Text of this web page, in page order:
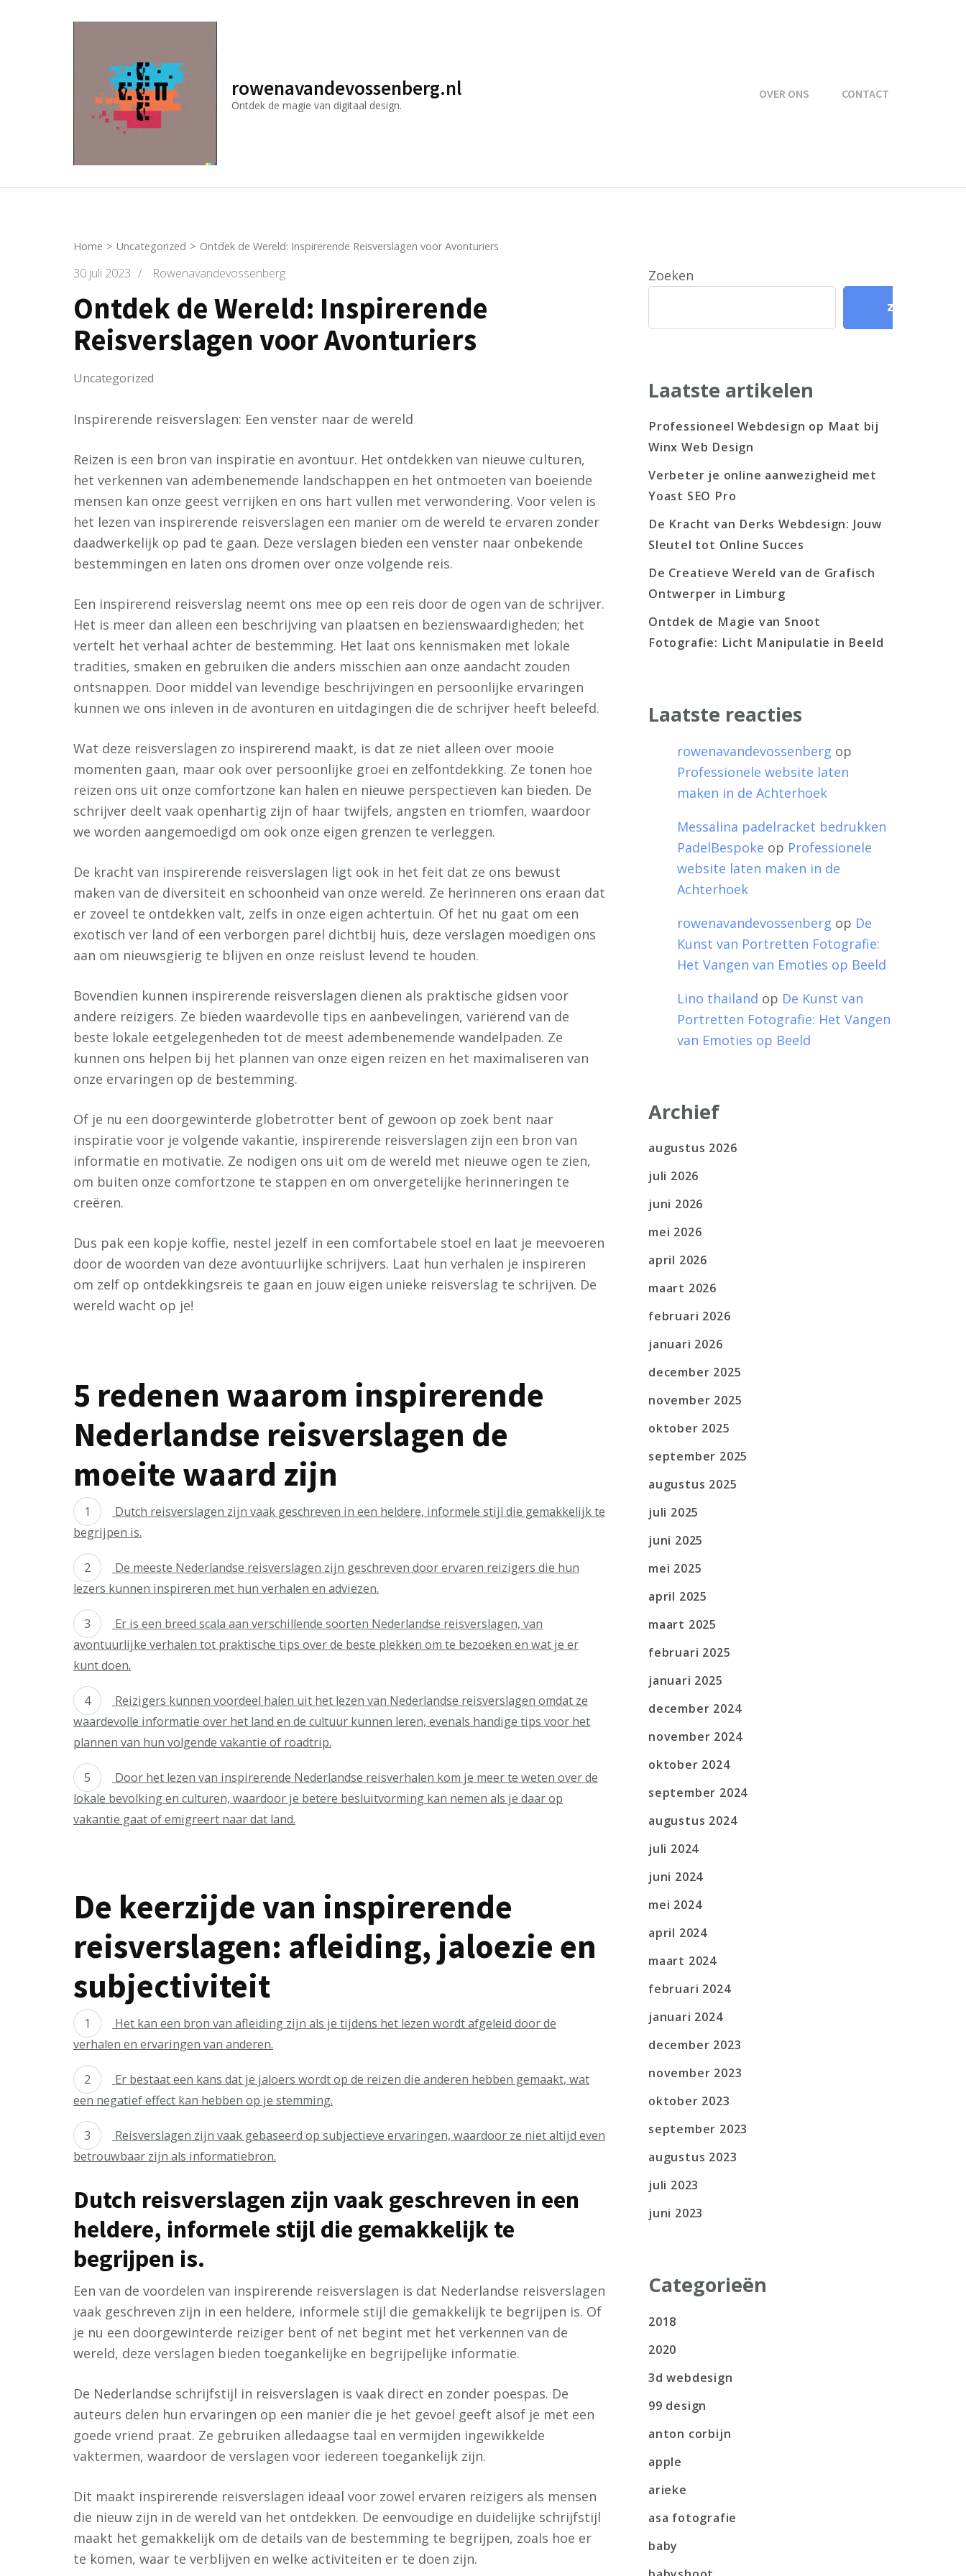
rowenavandevossenberg.nl
Ontdek de magie van digitaal design.
OVER ONS CONTACT
Home > Uncategorized > Ontdek de Wereld: Inspirerende Reisverslagen voor Avonturiers
30 juli 2023 / Rowenavandevossenberg
Ontdek de Wereld: Inspirerende
Reisverslagen voor Avonturiers
Uncategorized
Inspirerende reisverslagen: Een venster naar de wereld
Reizen is een bron van inspiratie en avontuur. Het ontdekken van nieuwe culturen,
het verkennen van adembenemende landschappen en het ontmoeten van boeiende
mensen kan onze geest verrijken en ons hart vullen met verwondering. Voor velen is
het lezen van inspirerende reisverslagen een manier om de wereld te ervaren zonder
daadwerkelijk op pad te gaan. Deze verslagen bieden een venster naar onbekende
bestemmingen en laten ons dromen over onze volgende reis.
Een inspirerend reisverslag neemt ons mee op een reis door de ogen van de schrijver.
Het is meer dan alleen een beschrijving van plaatsen en bezienswaardigheden; het
vertelt het verhaal achter de bestemming. Het laat ons kennismaken met lokale
tradities, smaken en gebruiken die anders misschien aan onze aandacht zouden
ontsnappen. Door middel van levendige beschrijvingen en persoonlijke ervaringen
kunnen we ons inleven in de avonturen en uitdagingen die de schrijver heeft beleefd.
Wat deze reisverslagen zo inspirerend maakt, is dat ze niet alleen over mooie
momenten gaan, maar ook over persoonlijke groei en zelfontdekking. Ze tonen hoe
reizen ons uit onze comfortzone kan halen en nieuwe perspectieven kan bieden. De
schrijver deelt vaak openhartig zijn of haar twijfels, angsten en triomfen, waardoor
we worden aangemoedigd om ook onze eigen grenzen te verleggen.
De kracht van inspirerende reisverslagen ligt ook in het feit dat ze ons bewust
maken van de diversiteit en schoonheid van onze wereld. Ze herinneren ons eraan dat
er zoveel te ontdekken valt, zelfs in onze eigen achtertuin. Of het nu gaat om een
exotisch ver land of een verborgen parel dichtbij huis, deze verslagen moedigen ons
aan om nieuwsgierig te blijven en onze reislust levend te houden.
Bovendien kunnen inspirerende reisverslagen dienen als praktische gidsen voor
andere reizigers. Ze bieden waardevolle tips en aanbevelingen, variërend van de
beste lokale eetgelegenheden tot de meest adembenemende wandelpaden. Ze
kunnen ons helpen bij het plannen van onze eigen reizen en het maximaliseren van
onze ervaringen op de bestemming.
Of je nu een doorgewinterde globetrotter bent of gewoon op zoek bent naar
inspiratie voor je volgende vakantie, inspirerende reisverslagen zijn een bron van
informatie en motivatie. Ze nodigen ons uit om de wereld met nieuwe ogen te zien,
om buiten onze comfortzone te stappen en om onvergetelijke herinneringen te
creëren.
Dus pak een kopje koffie, nestel jezelf in een comfortabele stoel en laat je meevoeren
door de woorden van deze avontuurlijke schrijvers. Laat hun verhalen je inspireren
om zelf op ontdekkingsreis te gaan en jouw eigen unieke reisverslag te schrijven. De
wereld wacht op je!
5 redenen waarom inspirerende
Nederlandse reisverslagen de
moeite waard zijn
Dutch reisverslagen zijn vaak geschreven in een heldere, informele stijl die gemakkelijk te
begrijpen is.
De meeste Nederlandse reisverslagen zijn geschreven door ervaren reizigers die hun
lezers kunnen inspireren met hun verhalen en adviezen.
Er is een breed scala aan verschillende soorten Nederlandse reisverslagen, van
avontuurlijke verhalen tot praktische tips over de beste plekken om te bezoeken en wat je er
kunt doen.
Reizigers kunnen voordeel halen uit het lezen van Nederlandse reisverslagen omdat ze
waardevolle informatie over het land en de cultuur kunnen leren, evenals handige tips voor het
plannen van hun volgende vakantie of roadtrip.
Door het lezen van inspirerende Nederlandse reisverhalen kom je meer te weten over de
lokale bevolking en culturen, waardoor je betere besluitvorming kan nemen als je daar op
vakantie gaat of emigreert naar dat land.
De keerzijde van inspirerende
reisverslagen: afleiding, jaloezie en
subjectiviteit
Het kan een bron van afleiding zijn als je tijdens het lezen wordt afgeleid door de
verhalen en ervaringen van anderen.
Er bestaat een kans dat je jaloers wordt op de reizen die anderen hebben gemaakt, wat
een negatief effect kan hebben op je stemming.
Reisverslagen zijn vaak gebaseerd op subjectieve ervaringen, waardoor ze niet altijd even
betrouwbaar zijn als informatiebron.
Dutch reisverslagen zijn vaak geschreven in een
heldere, informele stijl die gemakkelijk te
begrijpen is.
Een van de voordelen van inspirerende reisverslagen is dat Nederlandse reisverslagen
vaak geschreven zijn in een heldere, informele stijl die gemakkelijk te begrijpen is. Of
je nu een doorgewinterde reiziger bent of net begint met het verkennen van de
wereld, deze verslagen bieden toegankelijke en begrijpelijke informatie.
De Nederlandse schrijfstijl in reisverslagen is vaak direct en zonder poespas. De
auteurs delen hun ervaringen op een manier die je het gevoel geeft alsof je met een
goede vriend praat. Ze gebruiken alledaagse taal en vermijden ingewikkelde
vaktermen, waardoor de verslagen voor iedereen toegankelijk zijn.
Dit maakt inspirerende reisverslagen ideaal voor zowel ervaren reizigers als mensen
die nieuw zijn in de wereld van het ontdekken. De eenvoudige en duidelijke schrijfstijl
maakt het gemakkelijk om de details van de bestemming te begrijpen, zoals hoe er
te komen, waar te verblijven en welke activiteiten er te doen zijn.
Zoeken
Zoeken
Laatste artikelen
Professioneel Webdesign op Maat bij
Winx Web Design
Verbeter je online aanwezigheid met
Yoast SEO Pro
De Kracht van Derks Webdesign: Jouw
Sleutel tot Online Succes
De Creatieve Wereld van de Grafisch
Ontwerper in Limburg
Ontdek de Magie van Snoot
Fotografie: Licht Manipulatie in Beeld
Laatste reacties
rowenavandevossenberg op
Professionele website laten
maken in de Achterhoek
Messalina padelracket bedrukken
PadelBespoke op Professionele
website laten maken in de
Achterhoek
rowenavandevossenberg op De
Kunst van Portretten Fotografie:
Het Vangen van Emoties op Beeld
Lino thailand op De Kunst van
Portretten Fotografie: Het Vangen
van Emoties op Beeld
Archief
augustus 2026
juli 2026
juni 2026
mei 2026
april 2026
maart 2026
februari 2026
januari 2026
december 2025
november 2025
oktober 2025
september 2025
augustus 2025
juli 2025
juni 2025
mei 2025
april 2025
maart 2025
februari 2025
januari 2025
december 2024
november 2024
oktober 2024
september 2024
augustus 2024
juli 2024
juni 2024
mei 2024
april 2024
maart 2024
februari 2024
januari 2024
december 2023
november 2023
oktober 2023
september 2023
augustus 2023
juli 2023
juni 2023
Categorieën
2018
2020
3d webdesign
99 design
anton corbijn
apple
arieke
asa fotografie
baby